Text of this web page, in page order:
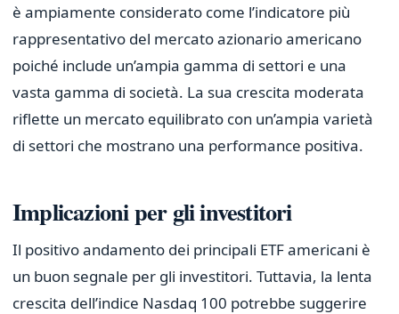
è ampiamente considerato come l’indicatore più
rappresentativo del mercato azionario americano
poiché include un’ampia gamma di settori e una
vasta gamma di società. La sua crescita moderata
riflette un mercato equilibrato con un’ampia varietà
di settori che mostrano una performance positiva.
Implicazioni per gli investitori
Il positivo andamento dei principali ETF americani è
un buon segnale per gli investitori. Tuttavia, la lenta
crescita dell’indice Nasdaq 100 potrebbe suggerire